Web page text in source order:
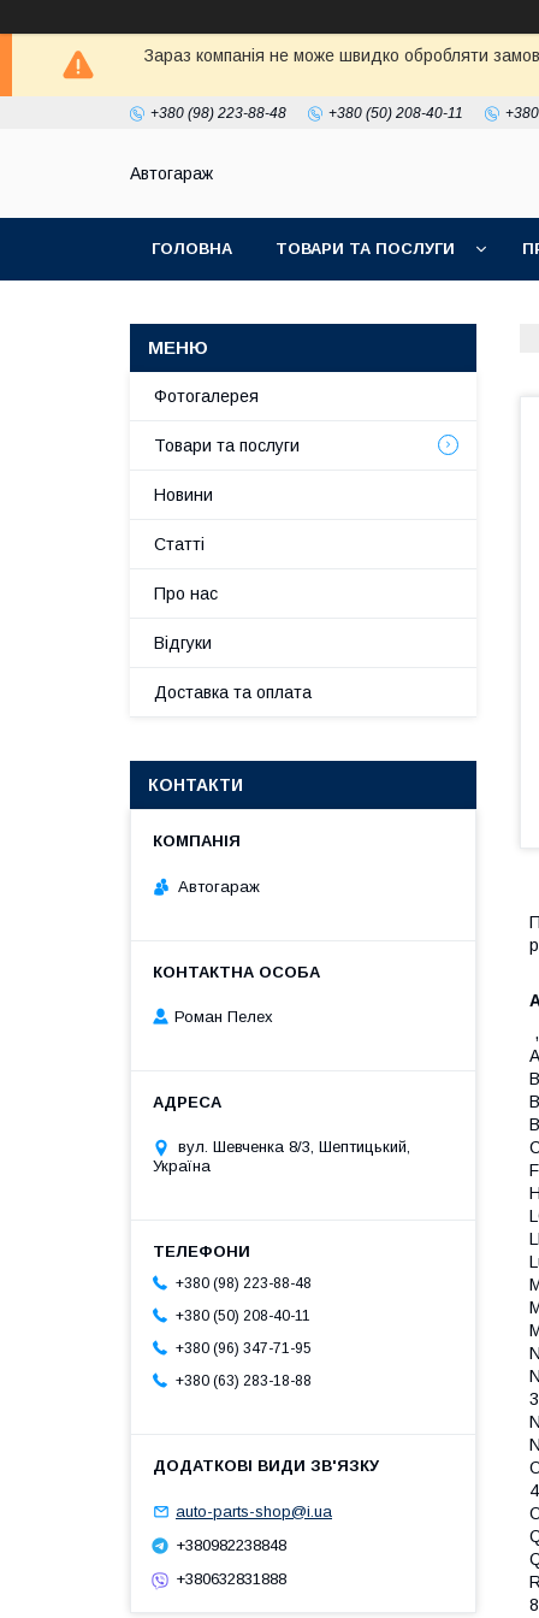
Зараз компанія не може швидко обробляти
+380 (98) 223-88-48 +380 (50) 208-40-11
Автогараж
ГОЛОВНА ТОВАРИ ТА ПОСЛУГИ
Фотогалерея
Товари та послуги
Новини
Статті
Про нас
Відгуки
Доставка та оплата
КОНТАКТИ
Автогараж
Роман Пелех
вул. Шевченка 8/3, Шептицький,
Україна
+380 (98) 223-88-48
+380 (50) 208-40-11
+380 (96) 347-71-95
+380 (63) 283-18-88
auto-parts-shop@i.ua
+380982238848
+380632831888